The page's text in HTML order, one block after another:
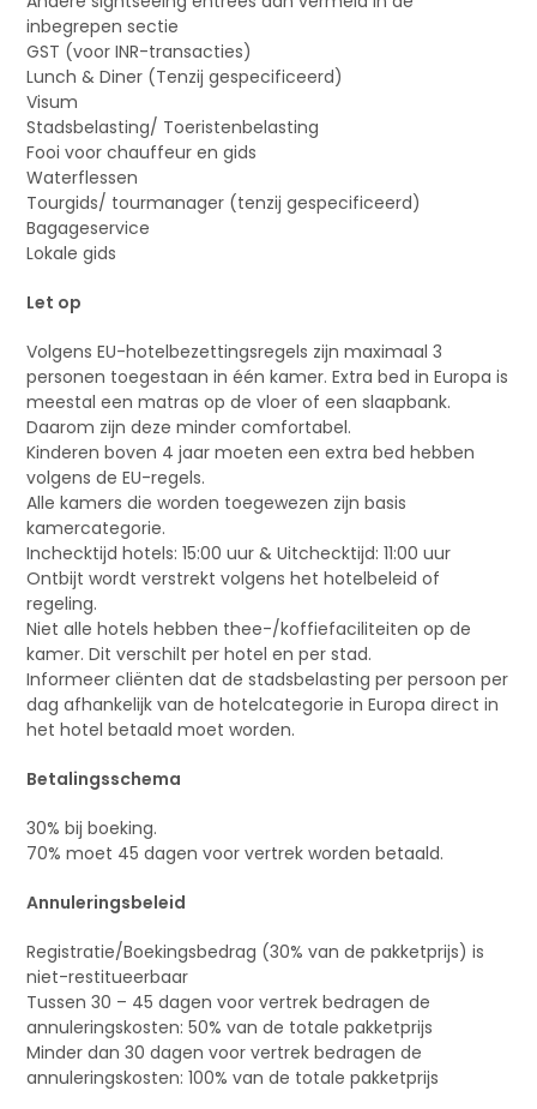
inbegrepen sectie
GST (voor INR-transacties)
Lunch & Diner (Tenzij gespecificeerd)
Visum
Stadsbelasting/ Toeristenbelasting
Fooi voor chauffeur en gids
Waterflessen
Tourgids/ tourmanager (tenzij gespecificeerd)
Bagageservice
Lokale gids
Let op
Volgens EU-hotelbezettingsregels zijn maximaal 3
personen toegestaan in één kamer. Extra bed in Europa is
meestal een matras op de vloer of een slaapbank.
Daarom zijn deze minder comfortabel.
Kinderen boven 4 jaar moeten een extra bed hebben
volgens de EU-regels.
Alle kamers die worden toegewezen zijn basis
kamercategorie.
Inchecktijd hotels: 15:00 uur & Uitchecktijd: 11:00 uur
Ontbijt wordt verstrekt volgens het hotelbeleid of
regeling.
Niet alle hotels hebben thee-/koffiefaciliteiten op de
kamer. Dit verschilt per hotel en per stad.
Informeer cliënten dat de stadsbelasting per persoon per
dag afhankelijk van de hotelcategorie in Europa direct in
het hotel betaald moet worden.
Betalingsschema
30% bij boeking.
70% moet 45 dagen voor vertrek worden betaald.
Annuleringsbeleid
Registratie/Boekingsbedrag (30% van de pakketprijs) is
niet-restitueerbaar
Tussen 30 – 45 dagen voor vertrek bedragen de
annuleringskosten: 50% van de totale pakketprijs
Minder dan 30 dagen voor vertrek bedragen de
annuleringskosten: 100% van de totale pakketprijs